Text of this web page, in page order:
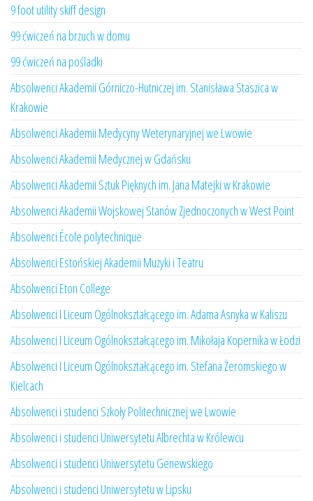
9 foot utility skiff design
99 ćwiczeń na brzuch w domu
99 ćwiczeń na pośladki
Absolwenci Akademii Górniczo-Hutniczej im. Stanisława Staszica w
Krakowie
Absolwenci Akademii Medycyny Weterynaryjnej we Lwowie
Absolwenci Akademii Medycznej w Gdańsku
Absolwenci Akademii Sztuk Pięknych im. Jana Matejki w Krakowie
Absolwenci Akademii Wojskowej Stanów Zjednoczonych w West Point
Absolwenci École polytechnique
Absolwenci Estońskiej Akademii Muzyki i Teatru
Absolwenci Eton College
Absolwenci I Liceum Ogólnokształcącego im. Adama Asnyka w Kaliszu
Absolwenci I Liceum Ogólnokształcącego im. Mikołaja Kopernika w Łodzi
Absolwenci I Liceum Ogólnokształcącego im. Stefana Żeromskiego w
Kielcach
Absolwenci i studenci Szkoły Politechnicznej we Lwowie
Absolwenci i studenci Uniwersytetu Albrechta w Królewcu
Absolwenci i studenci Uniwersytetu Genewskiego
Absolwenci i studenci Uniwersytetu w Lipsku